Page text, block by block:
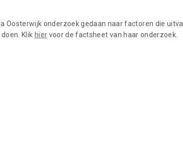
onderzoek gedaan naar factoren die uitval
Klik hier voor de factsheet van haar onderzoek.